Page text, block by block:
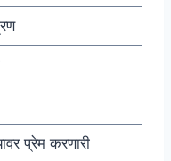
प्रेम करणारी